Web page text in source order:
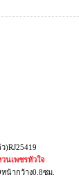
)RJ25419
นเพชรหัวใจ
น้ากว้าง0.8ซม.